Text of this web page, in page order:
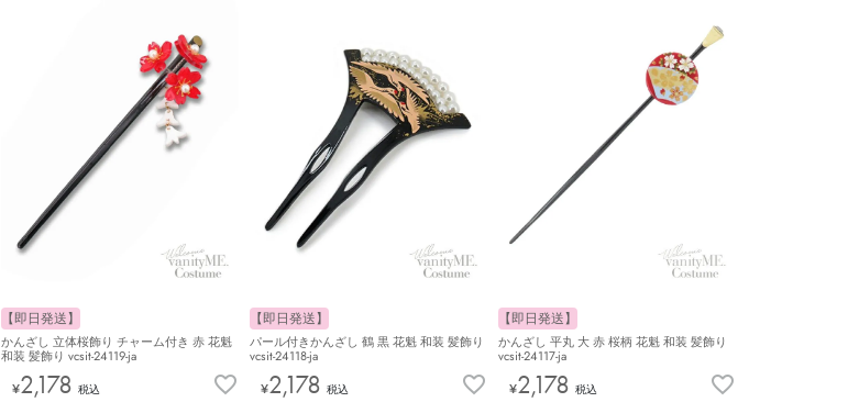
【即日発送】
かんざし 立体桜飾り チャーム付き 赤 花魁
和装 髪飾り vcsit-24119-ja
¥2,178 税込
【即日発送】
パール付きかんざし 鶴 黒 花魁 和装 髪飾り
vcsit-24118-ja
¥2,178 税込
【即日発送】
かんざし 平丸 大 赤 桜柄 花魁 和装 髪飾り
vcsit-24117-ja
¥2,178 税込